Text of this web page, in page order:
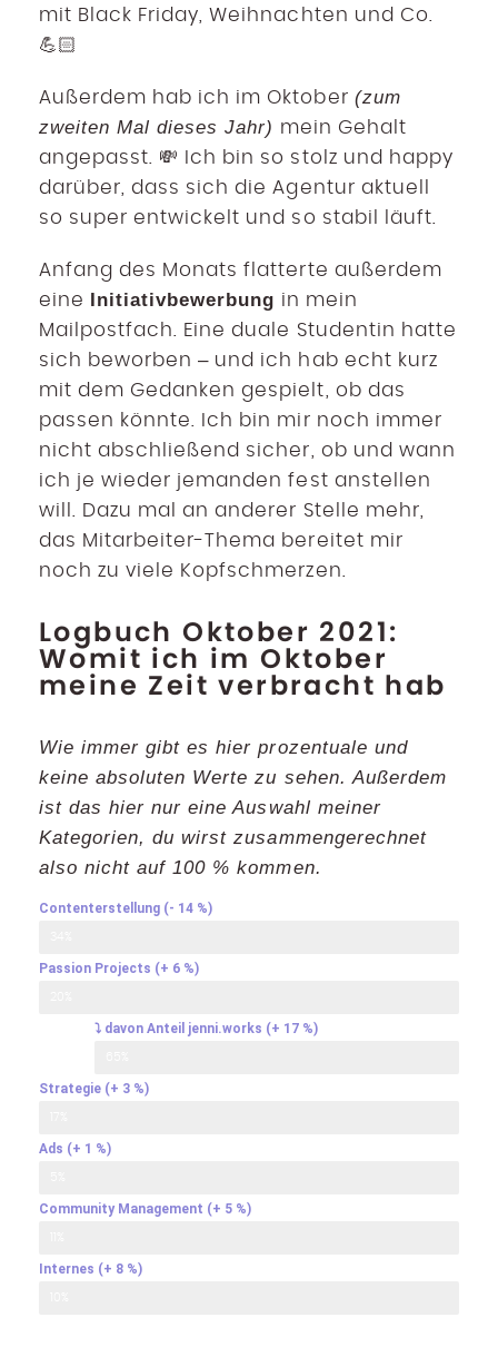
mit Black Friday, Weihnachten und Co.
💪🏻
Außerdem hab ich im Oktober (zum
zweiten Mal dieses Jahr) mein Gehalt
angepasst. 💸 Ich bin so stolz und happy
darüber, dass sich die Agentur aktuell
so super entwickelt und so stabil läuft.
Anfang des Monats flatterte außerdem
eine Initiativbewerbung in mein
Mailpostfach. Eine duale Studentin hatte
sich beworben – und ich hab echt kurz
mit dem Gedanken gespielt, ob das
passen könnte. Ich bin mir noch immer
nicht abschließend sicher, ob und wann
ich je wieder jemanden fest anstellen
will. Dazu mal an anderer Stelle mehr,
das Mitarbeiter-Thema bereitet mir
noch zu viele Kopfschmerzen.
Logbuch Oktober 2021:
Womit ich im Oktober
meine Zeit verbracht hab
Wie immer gibt es hier prozentuale und
keine absoluten Werte zu sehen. Außerdem
ist das hier nur eine Auswahl meiner
Kategorien, du wirst zusammengerechnet
also nicht auf 100 % kommen.
Contenterstellung (- 14 %)
Passion Projects (+ 6 %)
⤵ davon Anteil jenni.works (+ 17 %)
Strategie (+ 3 %)
Ads (+ 1 %)
Community Management (+ 5 %)
Internes (+ 8 %)